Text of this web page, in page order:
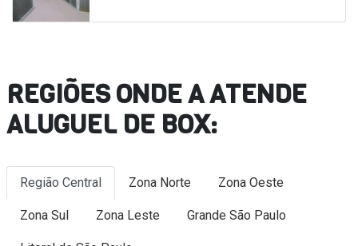
REGIÕES ONDE A ATENDE
ALUGUEL DE BOX:
Região Central Zona Norte Zona Oeste
Zona Sul Zona Leste Grande São Paulo